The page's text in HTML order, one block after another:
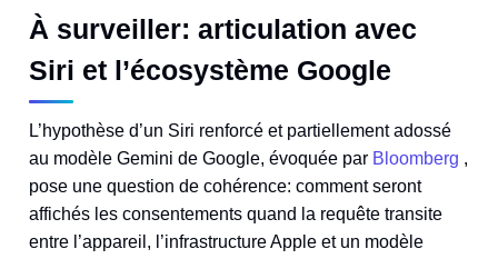
À surveiller: articulation avec
Siri et l’écosystème Google
L’hypothèse d’un Siri renforcé et partiellement adossé
au modèle Gemini de Google, évoquée par Bloomberg ,
pose une question de cohérence: comment seront
affichés les consentements quand la requête transite
entre l’appareil, l’infrastructure Apple et un modèle